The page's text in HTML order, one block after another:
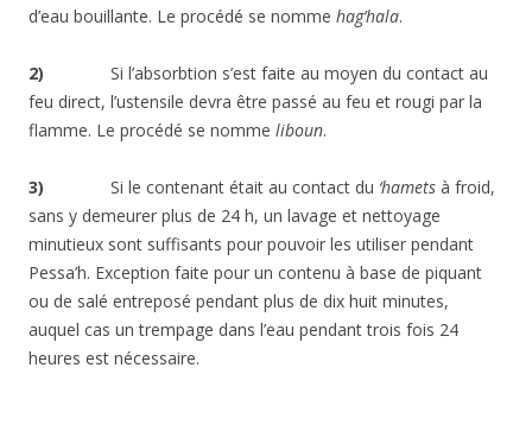
d’eau bouillante. Le procédé se nomme hag’hala.
2) Si l’absorbtion s’est faite au moyen du contact au
feu direct, l’ustensile devra être passé au feu et rougi par la
flamme. Le procédé se nomme liboun.
3) Si le contenant était au contact du ‘hamets à froid,
sans y demeurer plus de 24 h, un lavage et nettoyage
minutieux sont suffisants pour pouvoir les utiliser pendant
Pessa’h. Exception faite pour un contenu à base de piquant
ou de salé entreposé pendant plus de dix huit minutes,
auquel cas un trempage dans l’eau pendant trois fois 24
heures est nécessaire.